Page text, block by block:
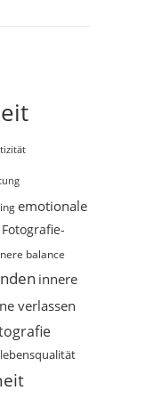
emotionale
Fotografie-
balance
innere
verlassen
lebensqualität